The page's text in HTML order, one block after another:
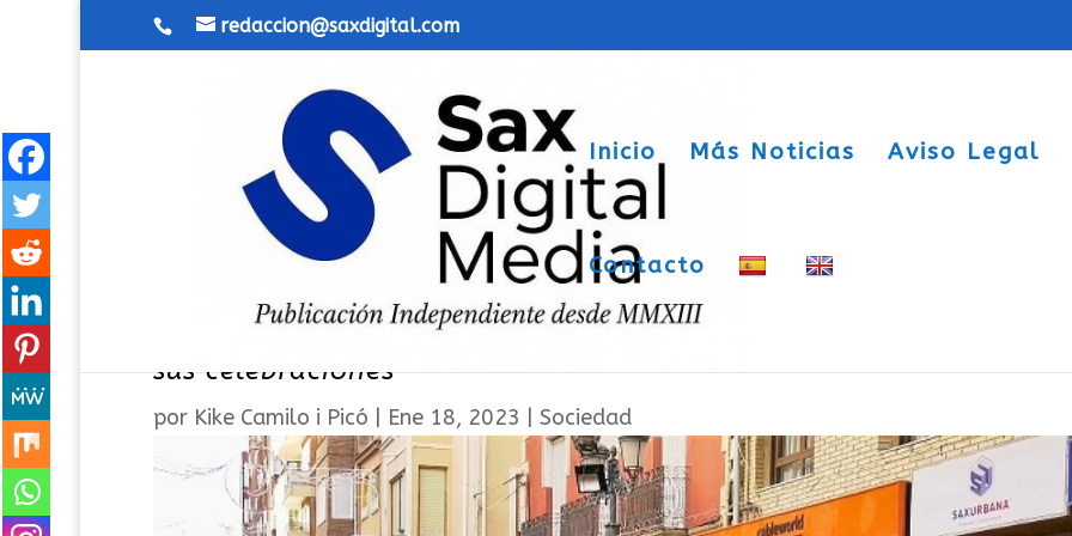
redaccion@saxdigital.com
Inicio Más Noticias Aviso Legal
Contacto
Más de veinte nuevos amigos aportarán su hombro a San Blas en
sus celebraciones
por Kike Camilo i Picó Ene 18, 2023 Sociedad